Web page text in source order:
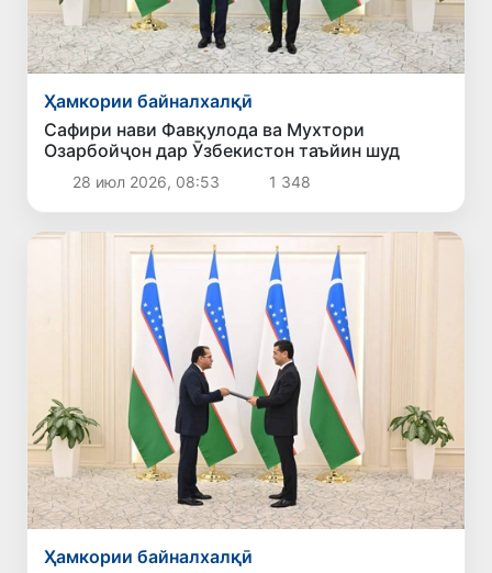
Ҳамкории байналхалқӣ
Сафири нави Фавқулода ва Мухтори
Озарбойҷон дар Ӯзбекистон таъйин шуд
28 июл 2026, 08:53 1 348
Ҳамкории байналхалқӣ